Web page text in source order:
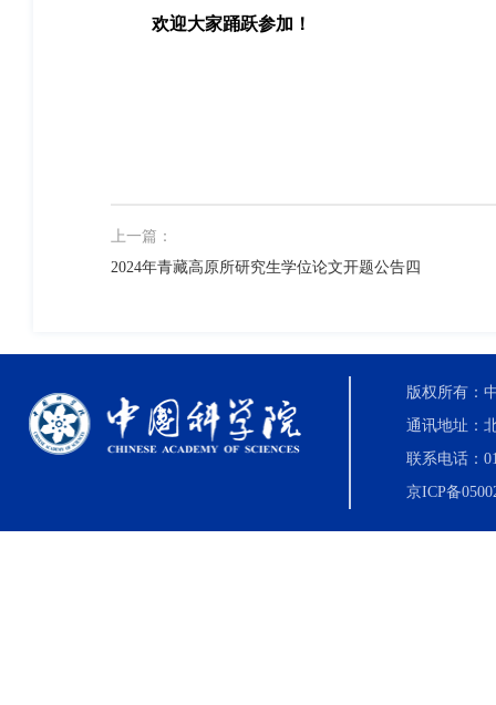
欢迎大家踊跃参加！
上一篇：
2024年青藏高原所研究生学位论文开题公告四
版权所有：
通讯地址：
联系电话：
京ICP备